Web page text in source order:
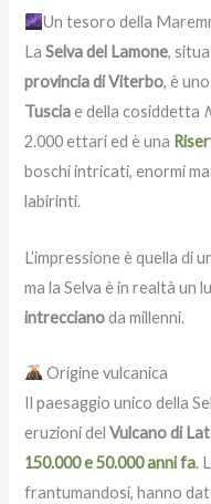
Un tesoro della
LaSelva del Lamone,
provincia di Viterbo, è
Tusciae della cosiddetta
2.000 ettari ed è una
boschi intricati, enormi
labirinti.
L’impressione è quella di
ma la Selva è in realtà un
intreccianoda millenni.
Origine vulcanica
Il paesaggio unico della
eruzioni delVulcano di
150.000 e 50.000 anni fa.
frantumandosi, hanno